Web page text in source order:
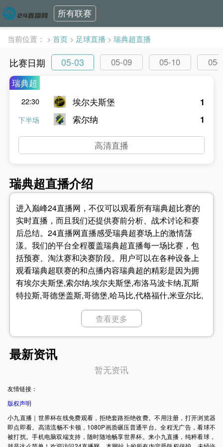
所有联赛
当前位置： > 首页 > 足球直播 > 瑞典超直播
比赛日期 05-03 05-09 05-10
05-
瑞典超
22:30
下半场
埃尔夫斯堡
索尔纳
1
1
高清直播
瑞典超直播介绍
进入巅峰24直播网，不仅可以观看所有瑞典超比赛的
实时直播，而且我们还提供赛前分析、战术讨论和赛
后总结。24直播网直播感受瑞典超赛场上的激情荡
漾。我们的平台全程覆盖瑞典超直播每一场比赛，包
括预赛、淘汰赛和决赛阶段。用户可以在各种设备上
观看瑞典超联赛的和点播内容瑞典超的精彩是因为拥
有埃尔夫斯堡,索尔纳,埃尔夫斯堡,布洛马波卡纳,瓦斯
特拉斯,哥德堡盖斯,哥德堡,哈马比,代格福什,米亚尔比,
卡尔马,哈姆斯塔德,索尔纳,尤尔加登,赫根,马尔默,天狼
星,奥尔格里特,哈姆斯塔德,埃尔夫斯堡,哥德堡盖斯,代
斯,索尔纳,米亚尔比,赫根,卡尔马,代格福什,哈姆斯塔德,
奥尔格里特,天狼星,哥德堡盖斯,哈马比,索尔纳,马尔默,
瓦斯特拉斯,哥德堡,米亚尔比,埃尔夫斯堡,赫根,奥尔格
马,索尔纳,天狼星,瓦斯特拉斯,哥德堡,赫根,哈马比,代格
福什,布洛马波卡纳,米亚尔比,尤尔加登等强壮的队伍球
员，带来每一场精彩的比赛！
查看更多
最新资讯
暂无资讯
友情链接：
版权声明
小九直播｜世界杯在线免费观看，拒绝套路拒绝收费。不用注册，打开浏览器
即点即看。高清流畅不卡顿，1080P画质碾压普通平台。全程无广告，看球不
被打扰。手机电脑双端支持，随时随地畅享世界杯。来小九直播，纯粹看球，